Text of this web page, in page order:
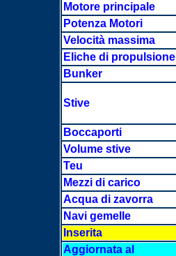
Motore principale
Potenza Motori
Velocità massima
Eliche di propulsione
Bunker
Stive
Boccaporti
Volume stive
Teu
Mezzi di carico
Acqua di zavorra
Navi gemelle
Inserita
Aggiornata al